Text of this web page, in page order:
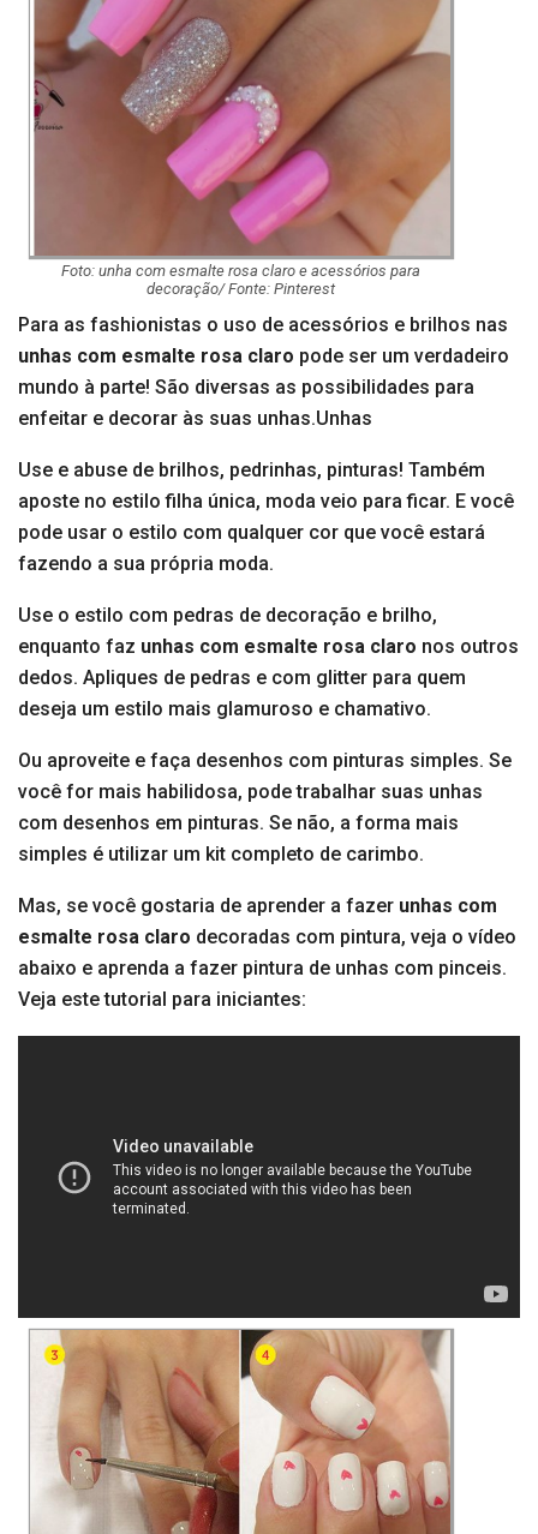
Foto: unha com esmalte rosa claro e acessórios para
decoração/ Fonte: Pinterest
Para as fashionistas o uso de acessórios e brilhos nas
unhas com esmalte rosa claro pode ser um verdadeiro
mundo à parte! São diversas as possibilidades para
enfeitar e decorar às suas unhas.Unhas
Use e abuse de brilhos, pedrinhas, pinturas! Também
aposte no estilo filha única, moda veio para ficar. E você
pode usar o estilo com qualquer cor que você estará
fazendo a sua própria moda.
Use o estilo com pedras de decoração e brilho,
enquanto faz unhas com esmalte rosa claro nos outros
dedos. Apliques de pedras e com glitter para quem
deseja um estilo mais glamuroso e chamativo.
Ou aproveite e faça desenhos com pinturas simples. Se
você for mais habilidosa, pode trabalhar suas unhas
com desenhos em pinturas. Se não, a forma mais
simples é utilizar um kit completo de carimbo.
Mas, se você gostaria de aprender a fazer unhas com
esmalte rosa claro decoradas com pintura, veja o vídeo
abaixo e aprenda a fazer pintura de unhas com pinceis.
Veja este tutorial para iniciantes: